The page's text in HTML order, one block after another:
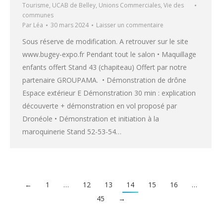
Tourisme, UCAB de Belley, Unions Commerciales, Vie des
communes
Par Léa 30 mars 2024 Laisser un commentaire
Sous réserve de modification. A retrouver sur le site
www.bugey-expo.fr Pendant tout le salon • Maquillage
enfants offert Stand 43 (chapiteau) Offert par notre
partenaire GROUPAMA. • Démonstration de drône
Espace extérieur E Démonstration 30 min : explication
découverte + démonstration en vol proposé par
Dronéole • Démonstration et initiation à la
maroquinerie Stand 52-53-54…
← 1 … 12 13 14 15 16
…
45
→